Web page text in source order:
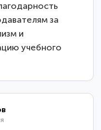
за
и
учебного